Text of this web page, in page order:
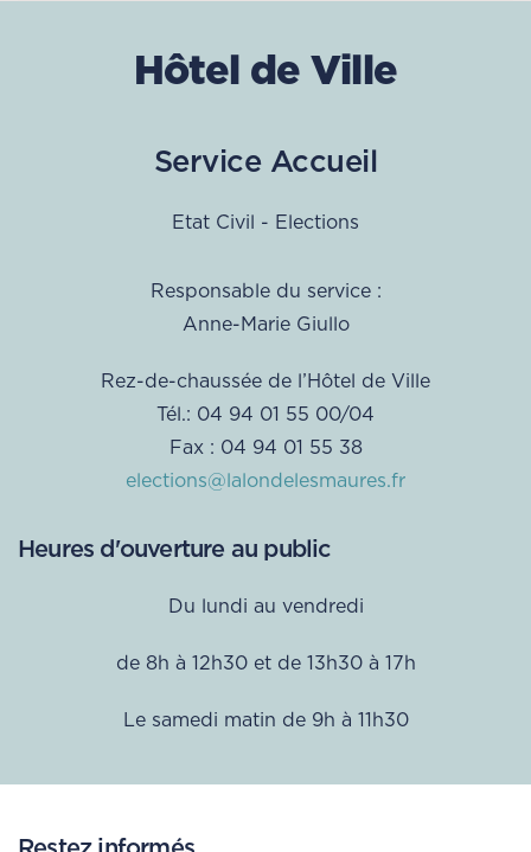
Hôtel de Ville
Service Accueil
Etat Civil - Elections
Responsable du service :
Anne-Marie Giullo
Rez-de-chaussée de l’Hôtel de Ville
Tél.: 04 94 01 55 00/04
Fax : 04 94 01 55 38
elections@lalondelesmaures.fr
Heures d'ouverture au public
Du lundi au vendredi
de 8h à 12h30 et de 13h30 à 17h
Le samedi matin de 9h à 11h30